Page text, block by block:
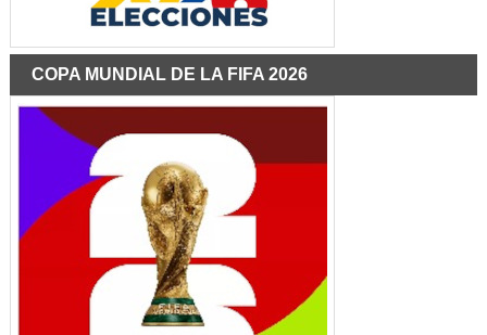
COPA MUNDIAL DE LA FIFA 2026